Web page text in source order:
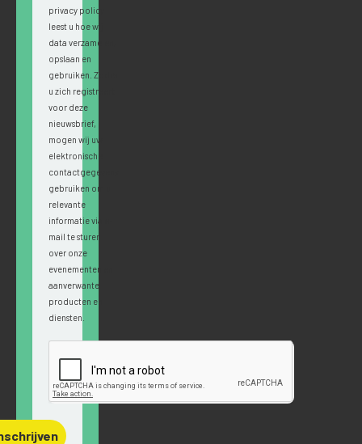
privacy policy
leest u hoe wij
data verzamelen,
opslaan en
gebruiken. Zodra
u zich registreert
voor deze
nieuwsbrief,
mogen wij uw
elektronische
contactgegevens
gebruiken om u
relevante
informatie via e-
mail te sturen
over onze
evenementen en
aanverwante
producten en
diensten.